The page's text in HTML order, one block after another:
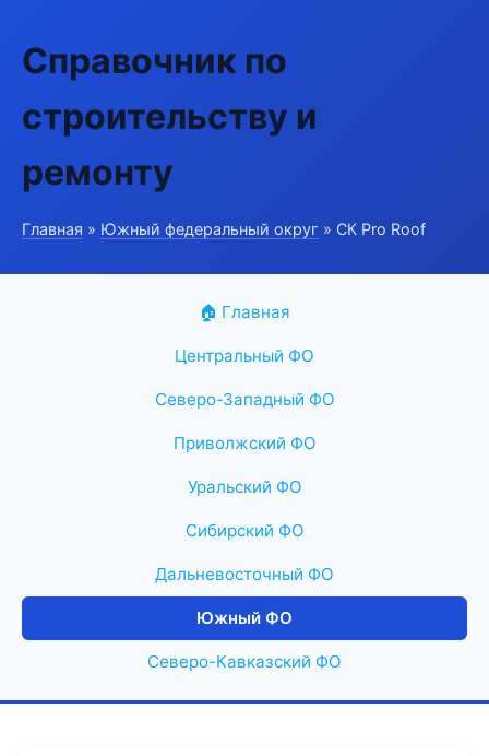
Справочник по
строительству и
ремонту
Главная » Южный федеральный округ » СК Pro Roof
🏠 Главная
Центральный ФО
Северо-Западный ФО
Приволжский ФО
Уральский ФО
Сибирский ФО
Дальневосточный ФО
Южный ФО
Северо-Кавказский ФО